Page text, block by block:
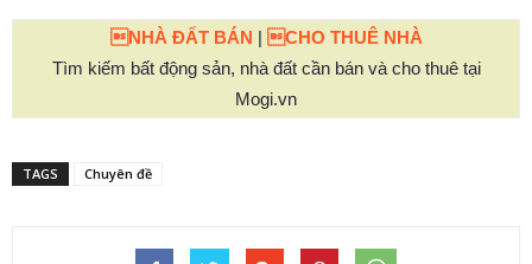
NHÀ ĐẤT BÁN
CHO THUÊ NHÀ
Tìm kiếm bất động sản, nhà đất cần bán và cho thuê tại
Mogi.vn
TAGS Chuyên đề